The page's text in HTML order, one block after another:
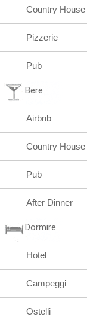
Country House
Pizzerie
Pub
Bere
Airbnb
Country House
Pub
After Dinner
Dormire
Hotel
Campeggi
Ostelli